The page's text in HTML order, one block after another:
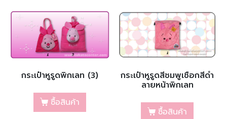
กระเป๋าหูรูดพิกเลท (3)
ซื้อสินค้า
กระเป๋าหูรูดสีชมพูเชือกสีดำ
ลายหน้าพิกเลท
ซื้อสินค้า